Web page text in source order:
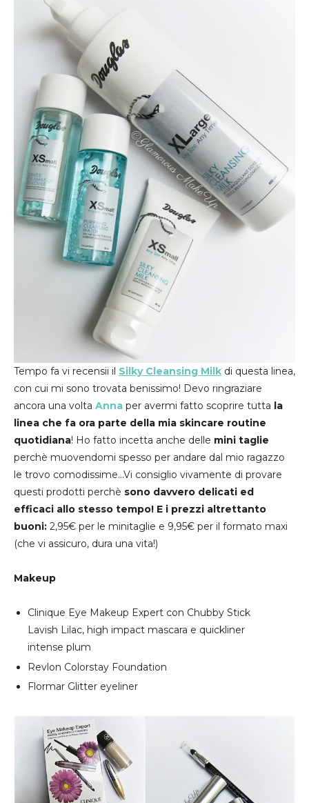
Tempo fa vi recensii il Silky Cleansing Milk di questa linea,
con cui mi sono trovata benissimo! Devo ringraziare
ancora una volta Anna per avermi fatto scoprire tutta la
linea che fa ora parte della mia skincare routine
quotidiana! Ho fatto incetta anche delle mini taglie
perchè muovendomi spesso per andare dal mio ragazzo
le trovo comodissime...Vi consiglio vivamente di provare
questi prodotti perchè sono davvero delicati ed
efficaci allo stesso tempo! E i prezzi altrettanto
buoni: 2,95€ per le minitaglie e 9,95€ per il formato maxi
(che vi assicuro, dura una vita!)
Makeup
Clinique Eye Makeup Expert con Chubby Stick
Lavish Lilac, high impact mascara e quickliner
intense plum
Revlon Colorstay Foundation
Flormar Glitter eyeliner